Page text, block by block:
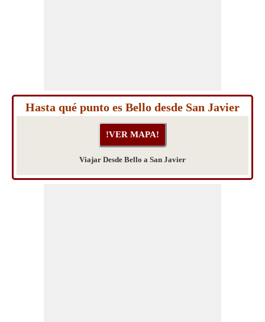
Hasta qué punto es Bello desde San Javier
Viajar Desde Bello a San Javier